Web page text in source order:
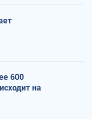
600
на